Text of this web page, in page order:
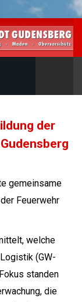
der
gemeinsame
Feuerwehr
welche
(GW-
standen
die